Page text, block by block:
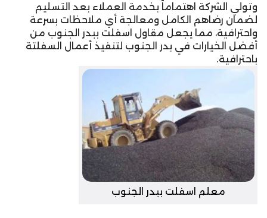
وتولي الشركة اهتماماً بخدمة العملاء بعد التسليم
لضمان رضاهم الكامل ومعالجة أي ملاحظات بسرعة
واحترافية، مما يجعل مقاول اسفلت ببدر الجنوب من
أفضل الخيارات في بدر الجنوب لتنفيذ أعمال السفلتة
باحترافية.
معلم اسفلت ببدر الجنوب